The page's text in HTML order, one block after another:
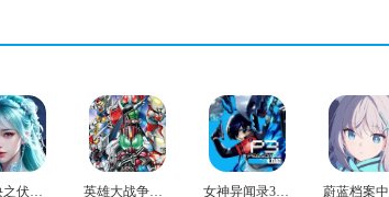
青云诀之伏魔最新版 英雄大战争极限官方版 女神异闻录3免费版